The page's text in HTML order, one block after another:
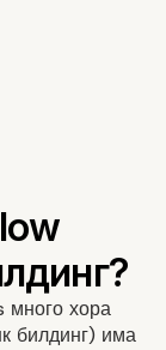
много хора
билдинг) има